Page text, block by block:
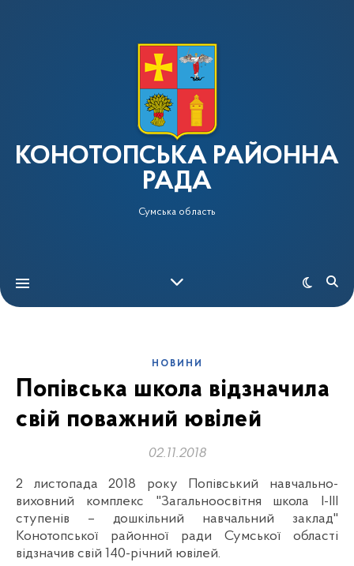
КОНОТОПСЬКА РАЙОННА
РАДА
Сумська область
НОВИНИ
Попівська школа відзначила
свій поважний ювілей
02.11.2018
2 листопада 2018 року Попівський навчально-
виховний комплекс "Загальноосвітня школа І-ІІІ
ступенів – дошкільний навчальний заклад"
Конотопської районної ради Сумської області
відзначив свій 140-річний ювілей.